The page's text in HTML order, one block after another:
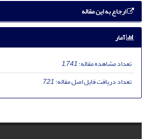
ارجاع به این مقاله
آمار
تعداد مشاهده مقاله:1,741
تعداد دریافت فایل اصل مقاله:721